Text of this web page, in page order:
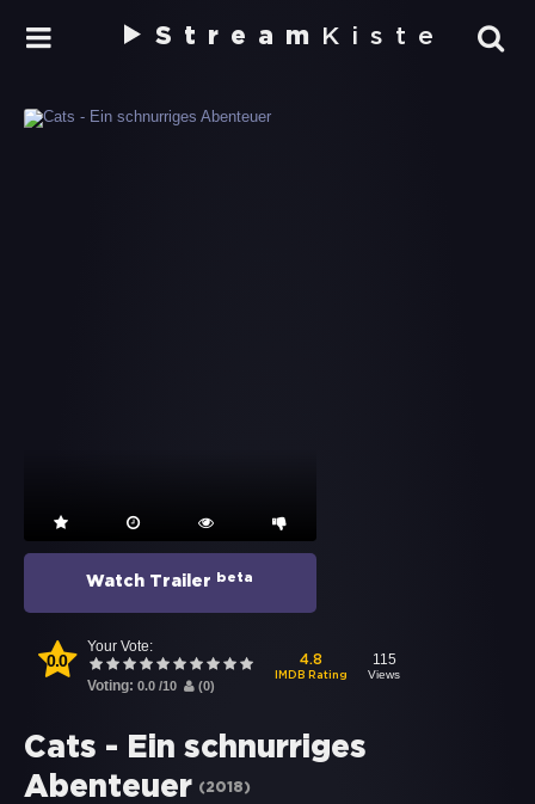
Stream Kiste
Watch Trailer beta
0.0
Your Vote:
Voting: 0.0 /10 (0)
4.8
IMDB Rating
115
Views
Cats - Ein schnurriges
Abenteuer (2018)